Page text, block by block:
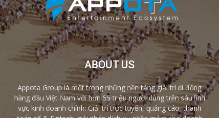
ABOUT US
Appota Group là một trong những nền tảng giải trí di động
hàng đầu Việt Nam với hơn 55 triệu người dùng trên sáu lĩnh
vực kinh doanh chính: Giải trí trực tuyến, quảng cáo, thanh